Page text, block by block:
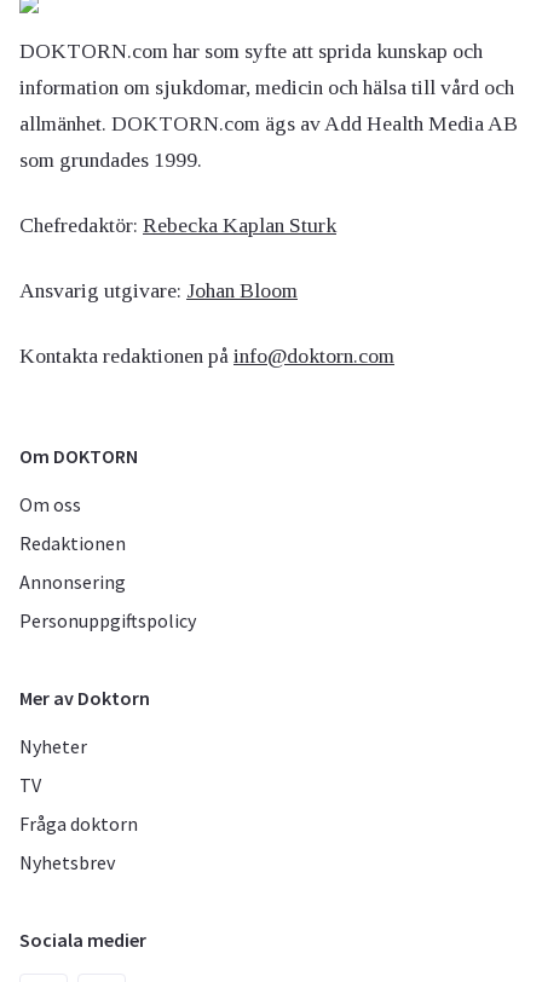
DOKTORN.com har som syfte att sprida kunskap och
information om sjukdomar, medicin och hälsa till vård och
allmänhet. DOKTORN.com ägs av Add Health Media AB
som grundades 1999.
Chefredaktör: Rebecka Kaplan Sturk
Ansvarig utgivare: Johan Bloom
Kontakta redaktionen på info@doktorn.com
Om DOKTORN
Om oss
Redaktionen
Annonsering
Personuppgiftspolicy
Mer av Doktorn
Nyheter
TV
Fråga doktorn
Nyhetsbrev
Sociala medier